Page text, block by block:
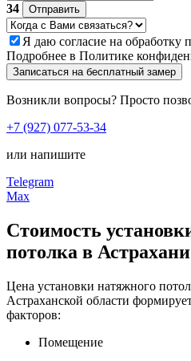
34
Отправить
Я даю согласие на обработку
Подробнее в Политике
Записаться на бесплатный замер
Возникли вопросы? Просто
+7 (927) 077-53-34
или напишите
Telegram
Max
Стоимость
потолка в Астрахани
Цена установки натяжного
Астраханской области
факторов:
Помещение